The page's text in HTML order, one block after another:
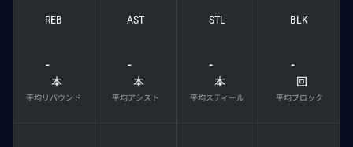
REB
-
本
平均リバウンド
AST
-
本
平均アシスト
STL
-
本
平均スティール
BLK
-
回
平均ブロック